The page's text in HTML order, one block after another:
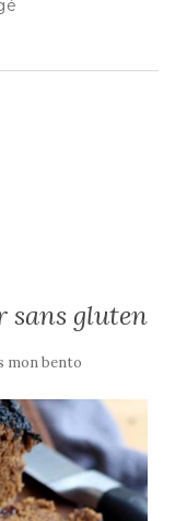
sans gluten
mon bento